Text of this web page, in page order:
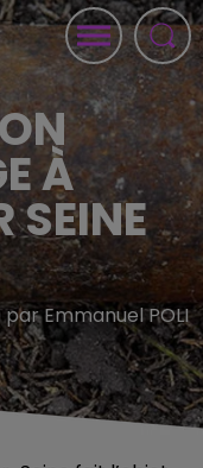
À
SEINE
par Emmanuel POLI